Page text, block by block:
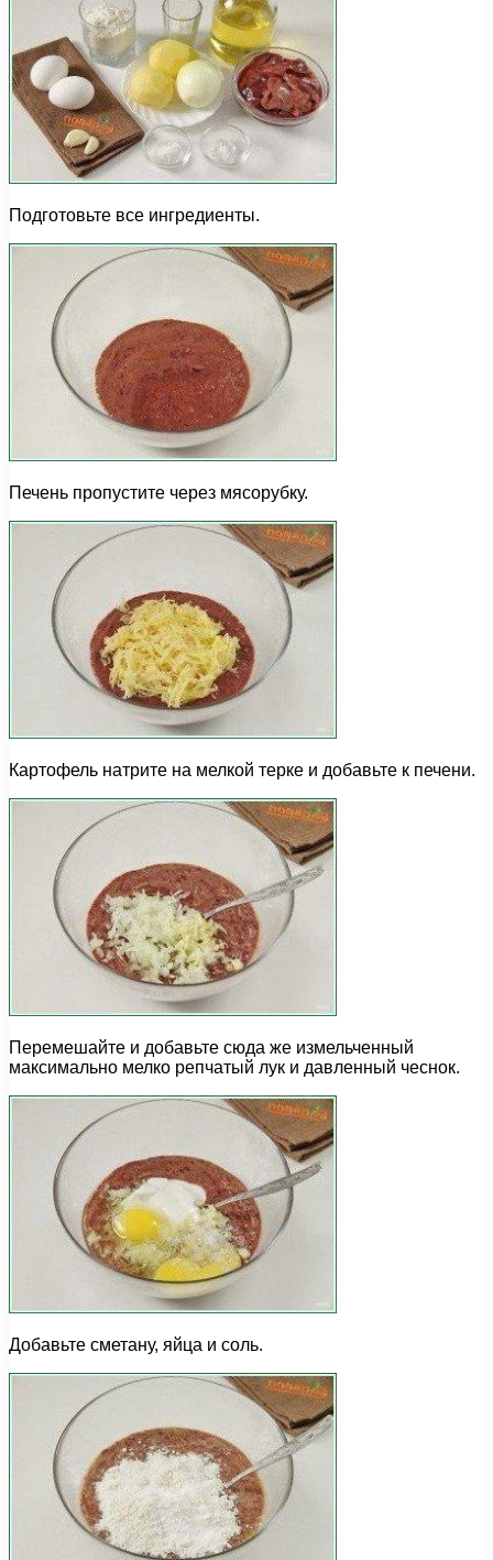
Подготовьте все ингредиенты.
Печень пропустите через мясорубку.
Картофель натрите на мелкой терке и добавьте к печени.
Перемешайте и добавьте сюда же измельченный
максимально мелко репчатый лук и давленный чеснок.
Добавьте сметану, яйца и соль.